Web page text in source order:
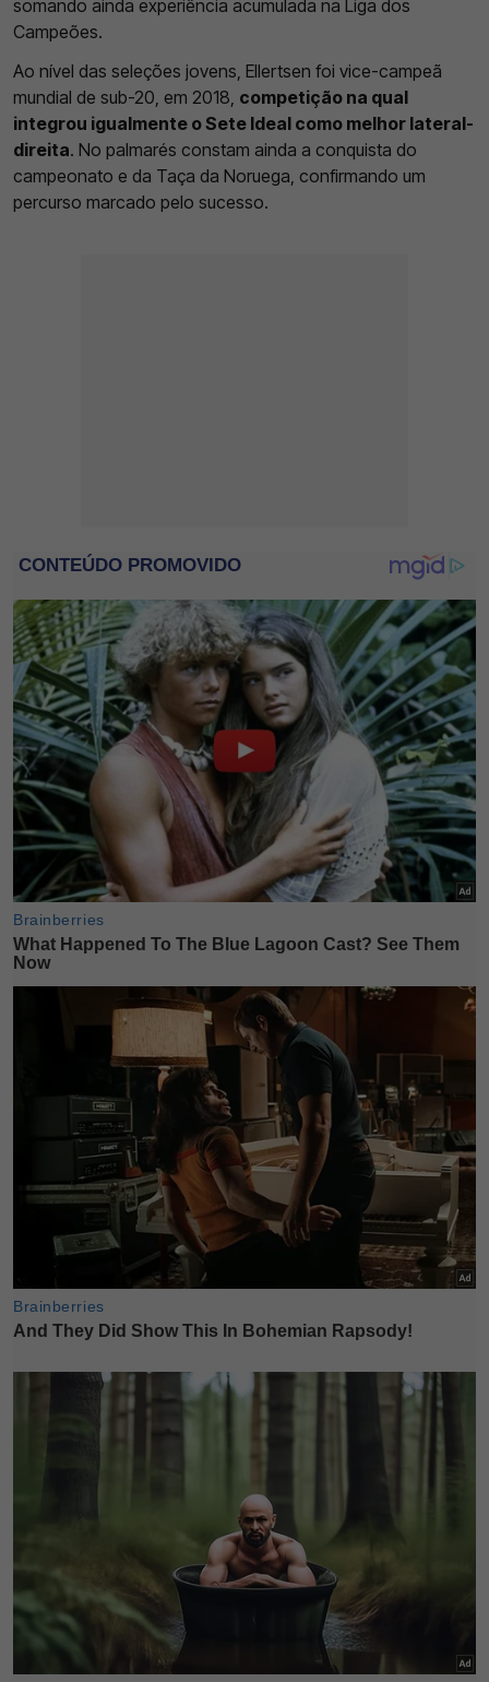
somando ainda experiência acumulada na Liga dos
Campeões.
Ao nível das seleções jovens, Ellertsen foi vice-campeã
mundial de sub-20, em 2018, competição na qual
integrou igualmente o Sete Ideal como melhor lateral-
direita. No palmarés constam ainda a conquista do
campeonato e da Taça da Noruega, confirmando um
percurso marcado pelo sucesso.